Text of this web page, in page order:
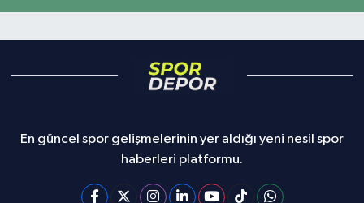
En güncel spor gelişmelerinin yer aldığı yeni nesil spor
haberleri platformu.